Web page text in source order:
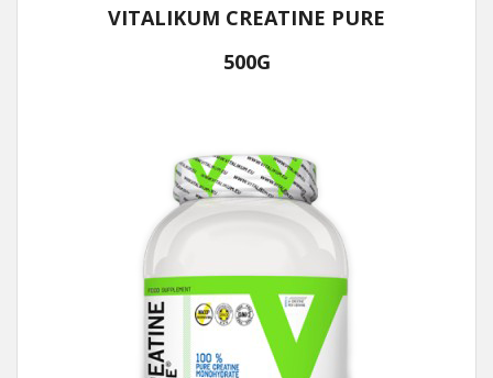
VITALIKUM CREATINE PURE
500G